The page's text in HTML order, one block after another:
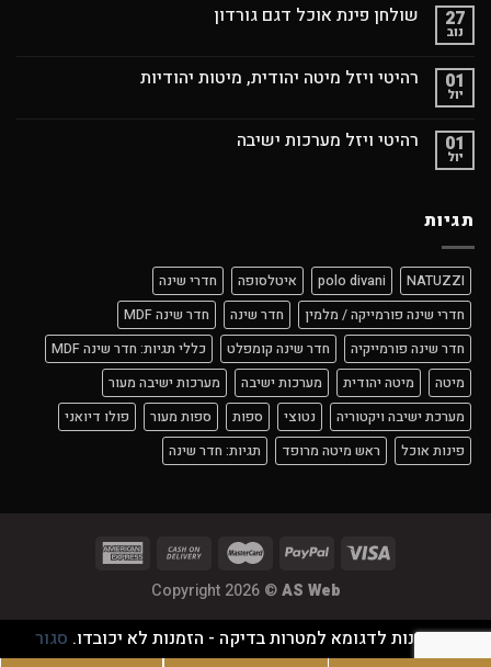
27
נוב
שולחן פינת אוכל דגם גורדון
01
יול
רהיטי ויזל מיטה יהודית, מיטות יהודיות
01
יול
רהיטי ויזל מערכות ישיבה
תגיות
NATUZZI
polo divani איטלסופה
חדרי שינה
חדרי שינה פורמייקה / מלמין
חדר שינה
חדר שינה MDF
חדר שינה פורמייקיה
חדר שינה קומפלט
כללי תגיות: חדר שינה MDF
מיטה
מיטה יהודית מערכות ישיבה
מערכות ישיבה מעור
מערכת ישיבה ויקטוריה
נטוצי ספות ספות מעור
פולו דיואני
פינות אוכל
ראש מיטה מרופד תגיות: חדר שינה
Copyright 2026 ©AS Web
זוהי חנות לדגומא למטרות בדיקה - הזמנות לא יכובדו. סגור